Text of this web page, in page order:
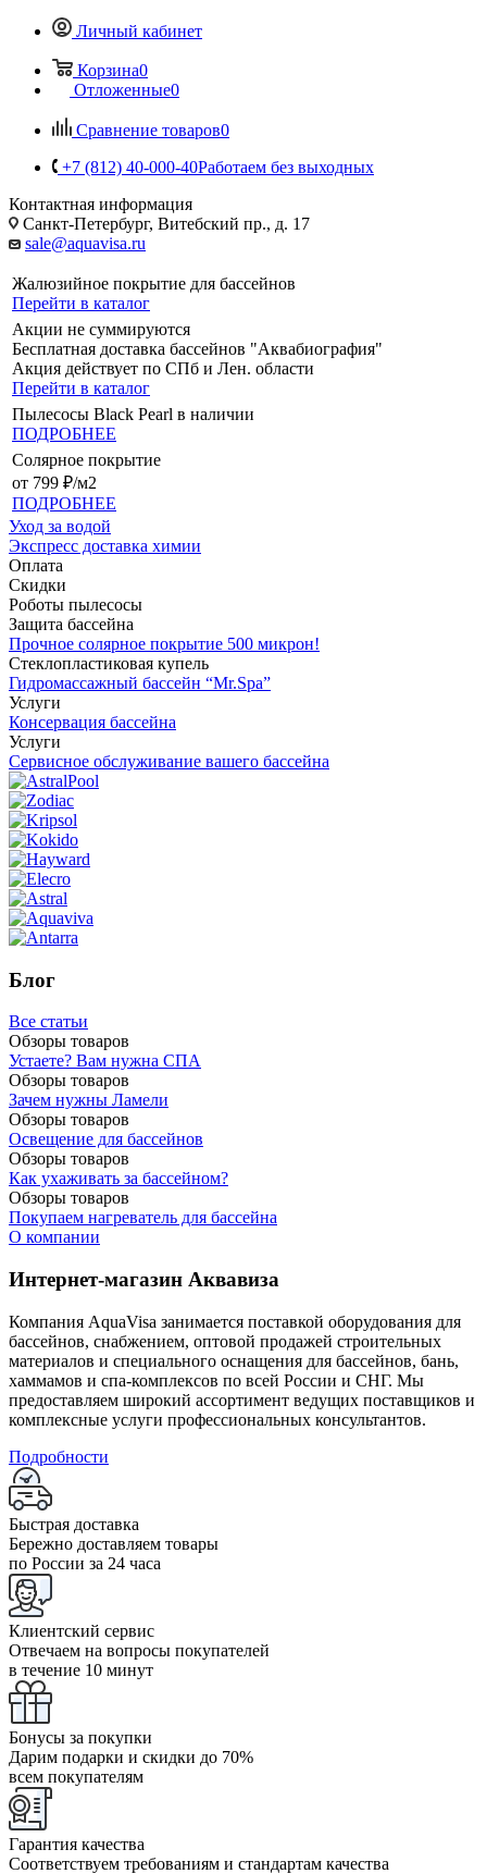
Личный кабинет
Корзина0
Отложенные0
Сравнение товаров0
+7 (812) 40-000-40Работаем без выходных
Контактная информация
Санкт-Петербург, Витебский пр., д. 17
sale@aquavisa.ru
Жалюзийное покрытие для бассейнов
Перейти в каталог
Акции не суммируются
Бесплатная доставка бассейнов "Аквабиография"
Акция действует по СПб и Лен. области
Перейти в каталог
Пылесосы Black Pearl в наличии
ПОДРОБНЕЕ
Солярное покрытие
от 799 ₽/м2
ПОДРОБНЕЕ
Уход за водой
Экспресс доставка химии
Оплата
Скидки
Роботы пылесосы
Защита бассейна
Прочное солярное покрытие 500 микрон!
Стеклопластиковая купель
Гидромассажный бассейн “Mr.Spa”
Услуги
Консервация бассейна
Услуги
Сервисное обслуживание вашего бассейна
Блог
Все статьи
Обзоры товаров
Устаете? Вам нужна СПА
Обзоры товаров
Зачем нужны Ламели
Обзоры товаров
Освещение для бассейнов
Обзоры товаров
Как ухаживать за бассейном?
Обзоры товаров
Покупаем нагреватель для бассейна
О компании
Интернет-магазин Аквавиза
Компания AquaVisa занимается поставкой оборудования для
бассейнов, снабжением, оптовой продажей строительных
материалов и специального оснащения для бассейнов, бань,
хаммамов и спа-комплексов по всей России и СНГ. Мы
предоставляем широкий ассортимент ведущих поставщиков и
комплексные услуги профессиональных консультантов.
Подробности
Быстрая доставка
Бережно доставляем товары
по России за 24 часа
Клиентский сервис
Отвечаем на вопросы покупателей
в течение 10 минут
Бонусы за покупки
Дарим подарки и скидки до 70%
всем покупателям
Гарантия качества
Соответствуем требованиям и стандартам качества